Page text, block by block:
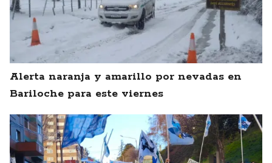
Alerta naranja y amarillo por nevadas en
Bariloche para este viernes